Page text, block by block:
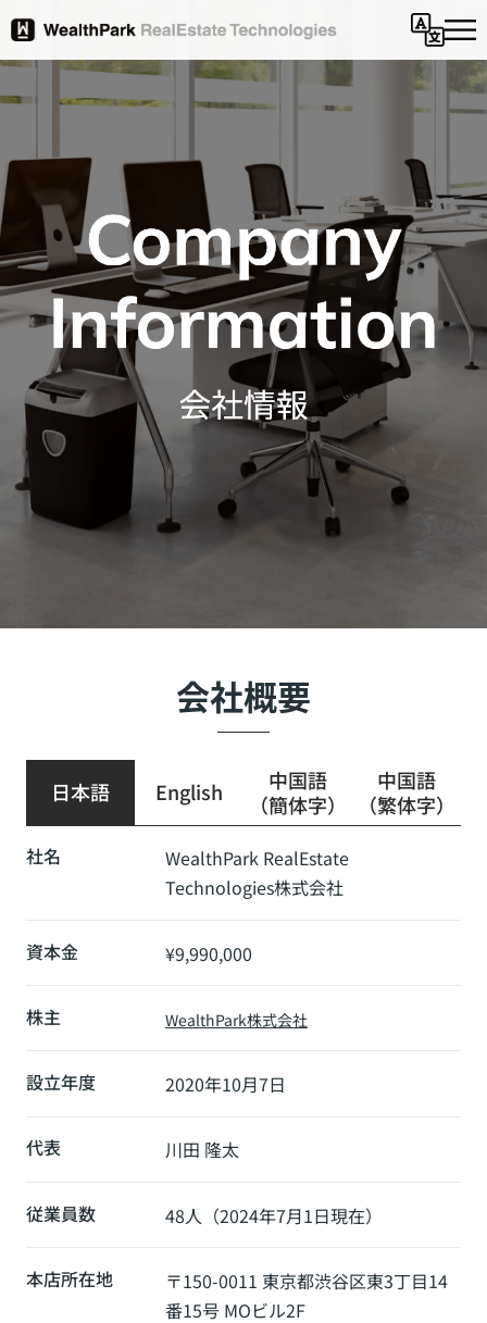
会社概要
日本語 English
中国語
（簡体字）
中国語
（繁体字）
社名
WealthPark RealEstate
Technologies株式会社
資本金 ¥9,990,000
株主 WealthPark株式会社
設立年度 2020年10月7日
代表 川田 隆太
従業員数 48人（2024年7月1日現在）
本店所在地
〒150-0011 東京都渋谷区東3丁目14
番15号 MOビル2F